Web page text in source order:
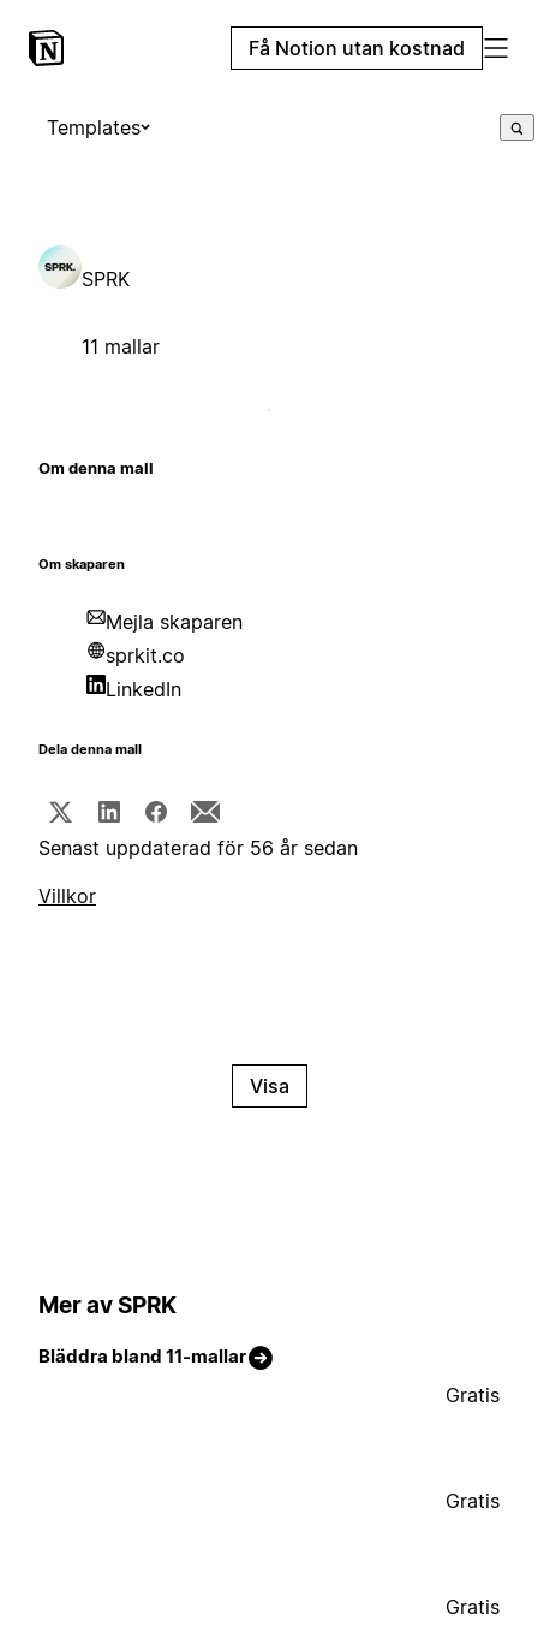
Få Notion utan kostnad
Templates
SPRK
11 mallar
Om denna mall
Om skaparen
Mejla skaparen
sprkit.co
LinkedIn
Dela denna mall
Senast uppdaterad för 56 år sedan
Villkor
Visa
Mer av SPRK
Bläddra bland 11-mallar
Gratis
Gratis
Gratis